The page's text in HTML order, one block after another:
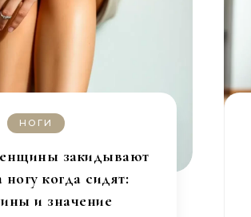
НОГИ
закидывают
ногу когда сидят:
и значение